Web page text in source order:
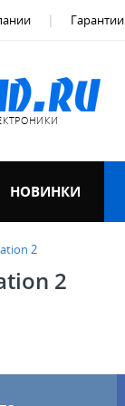
Гарантии
НОВИНКИ
2
2